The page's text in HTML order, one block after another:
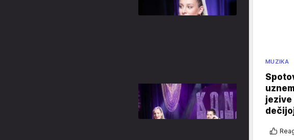
MUZIKA
jezive